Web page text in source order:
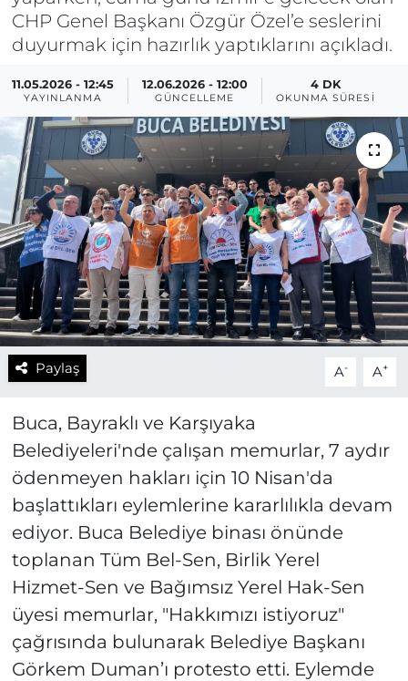
CHP Genel Başkanı Özgür Özel’e seslerini
duyurmak için hazırlık yaptıklarını açıkladı.
11.05.2026 - 12:45
YAYINLANMA
12.06.2026 - 12:00
GÜNCELLEME
4 DK
OKUNMA SÜRESI
Paylaş A- A+
Buca, Bayraklı ve Karşıyaka
Belediyeleri'nde çalışan memurlar, 7 aydır
ödenmeyen hakları için 10 Nisan'da
başlattıkları eylemlerine kararlılıkla devam
ediyor. Buca Belediye binası önünde
toplanan Tüm Bel-Sen, Birlik Yerel
Hizmet-Sen ve Bağımsız Yerel Hak-Sen
üyesi memurlar, "Hakkımızı istiyoruz"
çağrısında bulunarak Belediye Başkanı
Görkem Duman’ı protesto etti. Eylemde